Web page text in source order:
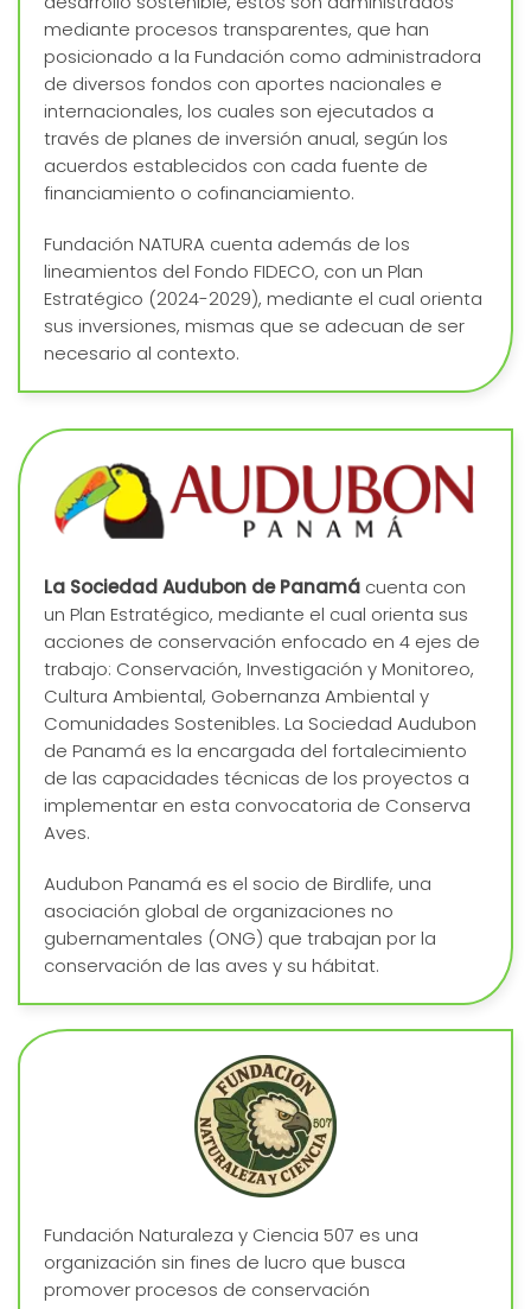
mediante procesos transparentes, que han
posicionado a la Fundación como administradora
de diversos fondos con aportes nacionales e
internacionales, los cuales son ejecutados a
través de planes de inversión anual, según los
acuerdos establecidos con cada fuente de
financiamiento o cofinanciamiento.
Fundación NATURA cuenta además de los
lineamientos del Fondo FIDECO, con un Plan
Estratégico (2024-2029), mediante el cual orienta
sus inversiones, mismas que se adecuan de ser
necesario al contexto.
La Sociedad Audubon de Panamá cuenta con
un Plan Estratégico, mediante el cual orienta sus
acciones de conservación enfocado en 4 ejes de
trabajo: Conservación, Investigación y Monitoreo,
Cultura Ambiental, Gobernanza Ambiental y
Comunidades Sostenibles. La Sociedad Audubon
de Panamá es la encargada del fortalecimiento
de las capacidades técnicas de los proyectos a
implementar en esta convocatoria de Conserva
Aves.
Audubon Panamá es el socio de Birdlife, una
asociación global de organizaciones no
gubernamentales (ONG) que trabajan por la
conservación de las aves y su hábitat.
Fundación Naturaleza y Ciencia 507 es una
organización sin fines de lucro que busca
promover procesos de conservación